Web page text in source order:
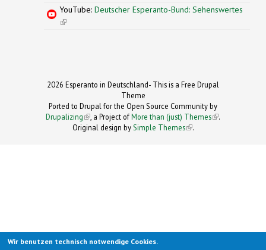
YouTube: Deutscher Esperanto-Bund: Sehenswertes
(link is external)
2026 Esperanto in Deutschland- This is a Free Drupal
Theme
Ported to Drupal for the Open Source Community by
Drupalizing(link is external)
, a Project ofMore than (just) Themes (link is
.
Original design by Simple Themes
(link is
.
Wir benutzen technisch notwendige Cookies.